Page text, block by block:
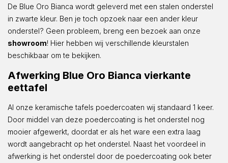
De Blue Oro Bianca wordt geleverd met een stalen onderstel
in zwarte kleur. Ben je toch opzoek naar een ander kleur
onderstel? Geen probleem, breng een bezoek aan onze
showroom! Hier hebben wij verschillende kleurstalen
beschikbaar om te bekijken.
Afwerking Blue Oro Bianca vierkante
eettafel
Al onze keramische tafels poedercoaten wij standaard 1 keer.
Door middel van deze poedercoating is het onderstel nog
mooier afgewerkt, doordat er als het ware een extra laag
wordt aangebracht op het onderstel. Naast het voordeel in
afwerking is het onderstel door de poedercoating ook beter